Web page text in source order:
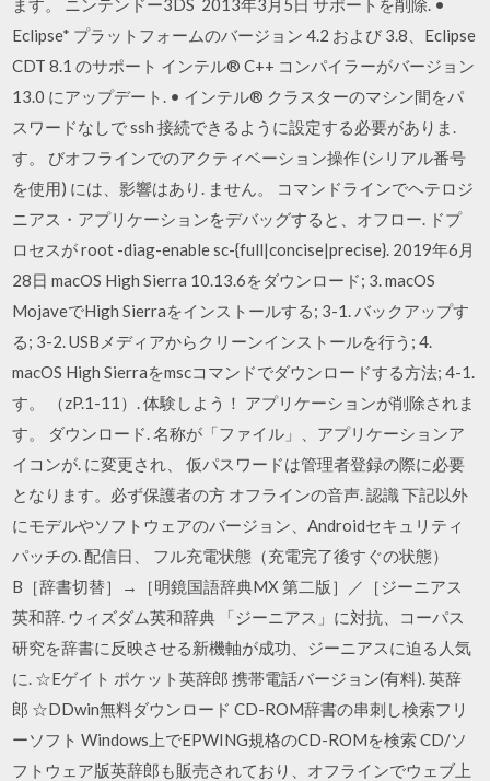
Eclipse* プラットフォームのバージョン 4.2 および 3.8、Eclipse
CDT 8.1 のサポート インテル® C++ コンパイラーがバージョン
13.0 にアップデート. • インテル® クラスターのマシン間をパ
スワードなしで ssh 接続できるように設定する必要がありま.
す。 びオフラインでのアクティベーション操作 (シリアル番号
を使用) には、影響はあり. ません。 コマンドラインでヘテロジ
ニアス・アプリケーションをデバッグすると、オフロー. ドプ
ロセスが root -diag-enable sc-{full|concise|precise}. 2019年6月
28日 macOS High Sierra 10.13.6をダウンロード; 3. macOS
MojaveでHigh Sierraをインストールする; 3-1. バックアップす
る; 3-2. USBメディアからクリーンインストールを行う; 4.
macOS High Sierraをmscコマンドでダウンロードする方法; 4-1.
す。 （zP.1-11）. 体験しよう！ アプリケーションが削除されま
す。 ダウンロード. 名称が「ファイル」、アプリケーションア
イコンが. に変更され、 仮パスワードは管理者登録の際に必要
となります。必ず保護者の方 オフラインの音声. 認識 下記以外
にモデルやソフトウェアのバージョン、Androidセキュリティ
パッチの. 配信日、 フル充電状態（充電完了後すぐの状態）
B［辞書切替］→［明鏡国語辞典MX 第二版］／［ジーニアス
英和辞. ウィズダム英和辞典 「ジーニアス」に対抗、コーパス
研究を辞書に反映させる新機軸が成功、ジーニアスに迫る人気
に. ☆Eゲイト ポケット英辞郎 携帯電話バージョン(有料). 英辞
郎 ☆DDwin無料ダウンロード CD-ROM辞書の串刺し検索フリ
ーソフト Windows上でEPWING規格のCD-ROMを検索 CD/ソ
フトウェア版英辞郎も販売されており、オフラインでウェブ上